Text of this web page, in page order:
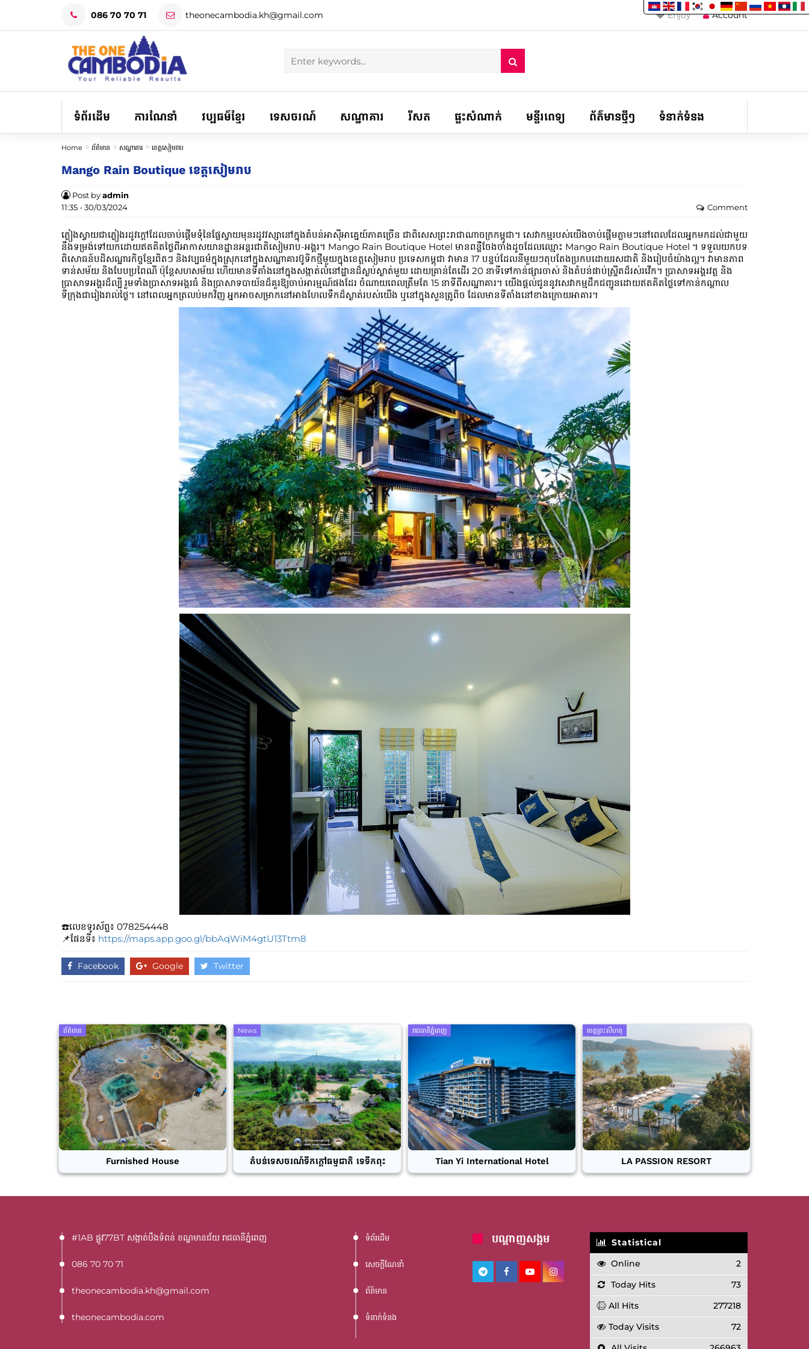
086 70 70 71 theonecambodia.kh@gmail.com Account
Enjoy
ទំព័រដើម ការណែនាំ វប្បធម៌ខ្មែរ ទេសចរណ៍ សណ្ឋាគារ រីសត ផ្ទះសំណាក់ មន្ទីរពេទ្យ ព័ត៌មានថ្មីៗ ទំនាក់ទំនង
Home ព័ត៌មាន សណ្ឋាគារ ខេត្តសៀមរាប
Mango Rain Boutique ខេត្តសៀមរាប
Post byadmin
11:35 - 30/03/2024
Comment
ភ្លៀង​ស្វាយ​ជា​ភ្លៀង​រដូវ​ក្ដៅ​ដែល​ចាប់​ផ្ដើម​ទុំ​នៃ​ផ្លែ​ស្វាយ​មុន​រដូវ​វស្សា​នៅ​ក្នុង​តំបន់​អាស៊ី​អាគ្នេយ៍​ភាគ​ច្រើន ជាពិសេស​ព្រះរាជាណាចក្រ​កម្ពុជា។ សេវាកម្មរបស់យើងចាប់ផ្តើមភ្លាមៗនៅពេលដែលអ្នកមកដល់ជាមួយ
នឹងទម្រង់ទៅយកដោយឥតគិតថ្លៃពីអាកាសយានដ្ឋានអន្តរជាតិសៀមរាប-អង្គរ។ Mango Rain Boutique Hotel មានពន្លឺចែងចាំងដូចដែលឈ្មោះ Mango Rain Boutique Hotel ។ ទទួលយកបទ
ពិសោធន៍បដិសណ្ឋារកិច្ចខ្មែរពិតៗ និងវប្បធម៌ក្នុងស្រុកនៅក្នុងសណ្ឋាគារប៊ូទិកថ្មីមួយក្នុងខេត្តសៀមរាប ប្រទេសកម្ពុជា វាមាន 17 បន្ទប់ដែលនីមួយៗតុបតែងប្រកបដោយរសជាតិ និងរៀបចំយ៉ាងល្អ។ វាមានភាព
ទាន់សម័យ និងបែបប្រពៃណី ប៉ុន្តែសហសម័យ ហើយមានទីតាំងនៅក្នុងសង្កាត់លំនៅដ្ឋានដ៏ស្ងប់ស្ងាត់មួយ ដោយគ្រាន់តែដើរ 20 នាទីទៅកាន់ផ្សារចាស់ និងតំបន់ផាប់ស្ទ្រីតដ៏រស់រវើក។ ប្រាសាទអង្គរវត្ត និង
ប្រាសាទអង្គរដ៏ល្បី រួមទាំងប្រាសាទអង្គរធំ និងប្រាសាទបាយ័នដ៏គួរឱ្យចាប់អារម្មណ៍ផងដែរ ចំណាយពេលត្រឹមតែ 15 នាទីពីសណ្ឋាគារ។ យើងផ្តល់ជូននូវសេវាកម្មដឹកជញ្ជូនដោយឥតគិតថ្លៃទៅកាន់កណ្តាល
ទីក្រុងជារៀងរាល់ថ្ងៃ។ នៅពេលអ្នកត្រលប់មកវិញ អ្នកអាចសម្រាកនៅអាងហែលទឹកដ៏ស្ងាត់របស់យើង ឬនៅក្នុងសួនត្រូពិច ដែលមានទីតាំងនៅខាងក្រោយអាគារ។
☎️លេខទូរស័ព្ទ៖​​ 078254448
📌ផែនទី៖ https://maps.app.goo.gl/bbAqWiM4gtU13Ttm8
Facebook Google Twitter
ព័ត៌មាន
Furnished House
News
តំបន់ទេសចរណ៍ទឹកក្តៅធម្មជាតិ ទេទឹកពុះ
រាជធានីភ្នំពេញ
Tian Yi International Hotel
ខេត្តព្រះសីហនុ
LA PASSION RESORT
#1AB ផ្លូវ77BT​ សង្កាត់បឹងទំពន់ ខណ្ឌមានជ័យ រាជធានីភ្នំពេញ
086 70 70 71
theonecambodia.kh@gmail.com
theonecambodia.com
ទំព័រដើម
សេចក្តីណែនាំ
ព័ត៍មាន
ទំនាក់ទំនង
បណ្តាញសង្គម
Statistical
Online
2
Today Hits
73
All Hits
277218
Today Visits
72